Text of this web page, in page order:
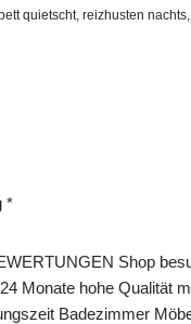
bett quietscht, reizhusten nachts,
*
Shop
Monate hohe Qualität
Badezimmer